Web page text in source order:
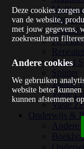
Optical
Pc
Sound
Splitter
Tuners
Vaste
Vaste
Onderwijs &
Andere
Deze cookies zorgen
van de website,
met jouw gegevens,
zoekresultaten
Andere cookies
We gebruiken
website beter
kunnen afstemmen